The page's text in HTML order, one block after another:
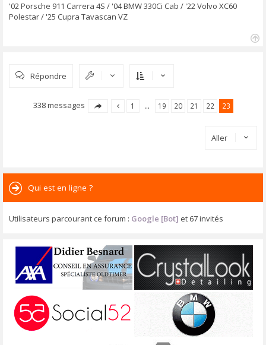
'02 Porsche 911 Carrera 4S / '04 BMW 330Ci Cab / '22 Volvo XC60
Polestar / '25 Cupra Tavascan VZ
Répondre
338 messages 1 … 19 20 21 22 23
Aller
Qui est en ligne ?
Utilisateurs parcourant ce forum : Google [Bot] et 67 invités